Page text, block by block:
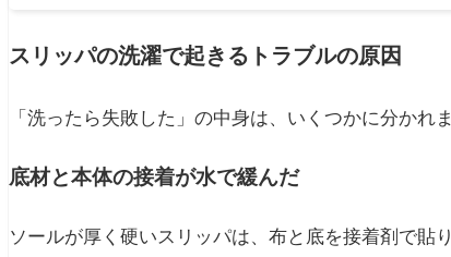
スリッパの洗濯で起きるトラブルの原因
「洗ったら失敗した」の中身は、いくつかに分かれ
底材と本体の接着が水で緩んだ
ソールが厚く硬いスリッパは、布と底を接着剤で貼